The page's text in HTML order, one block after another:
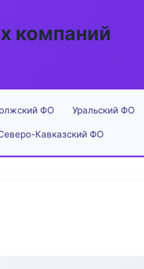
компаний
ФО Уральский ФО
Кавказский ФО